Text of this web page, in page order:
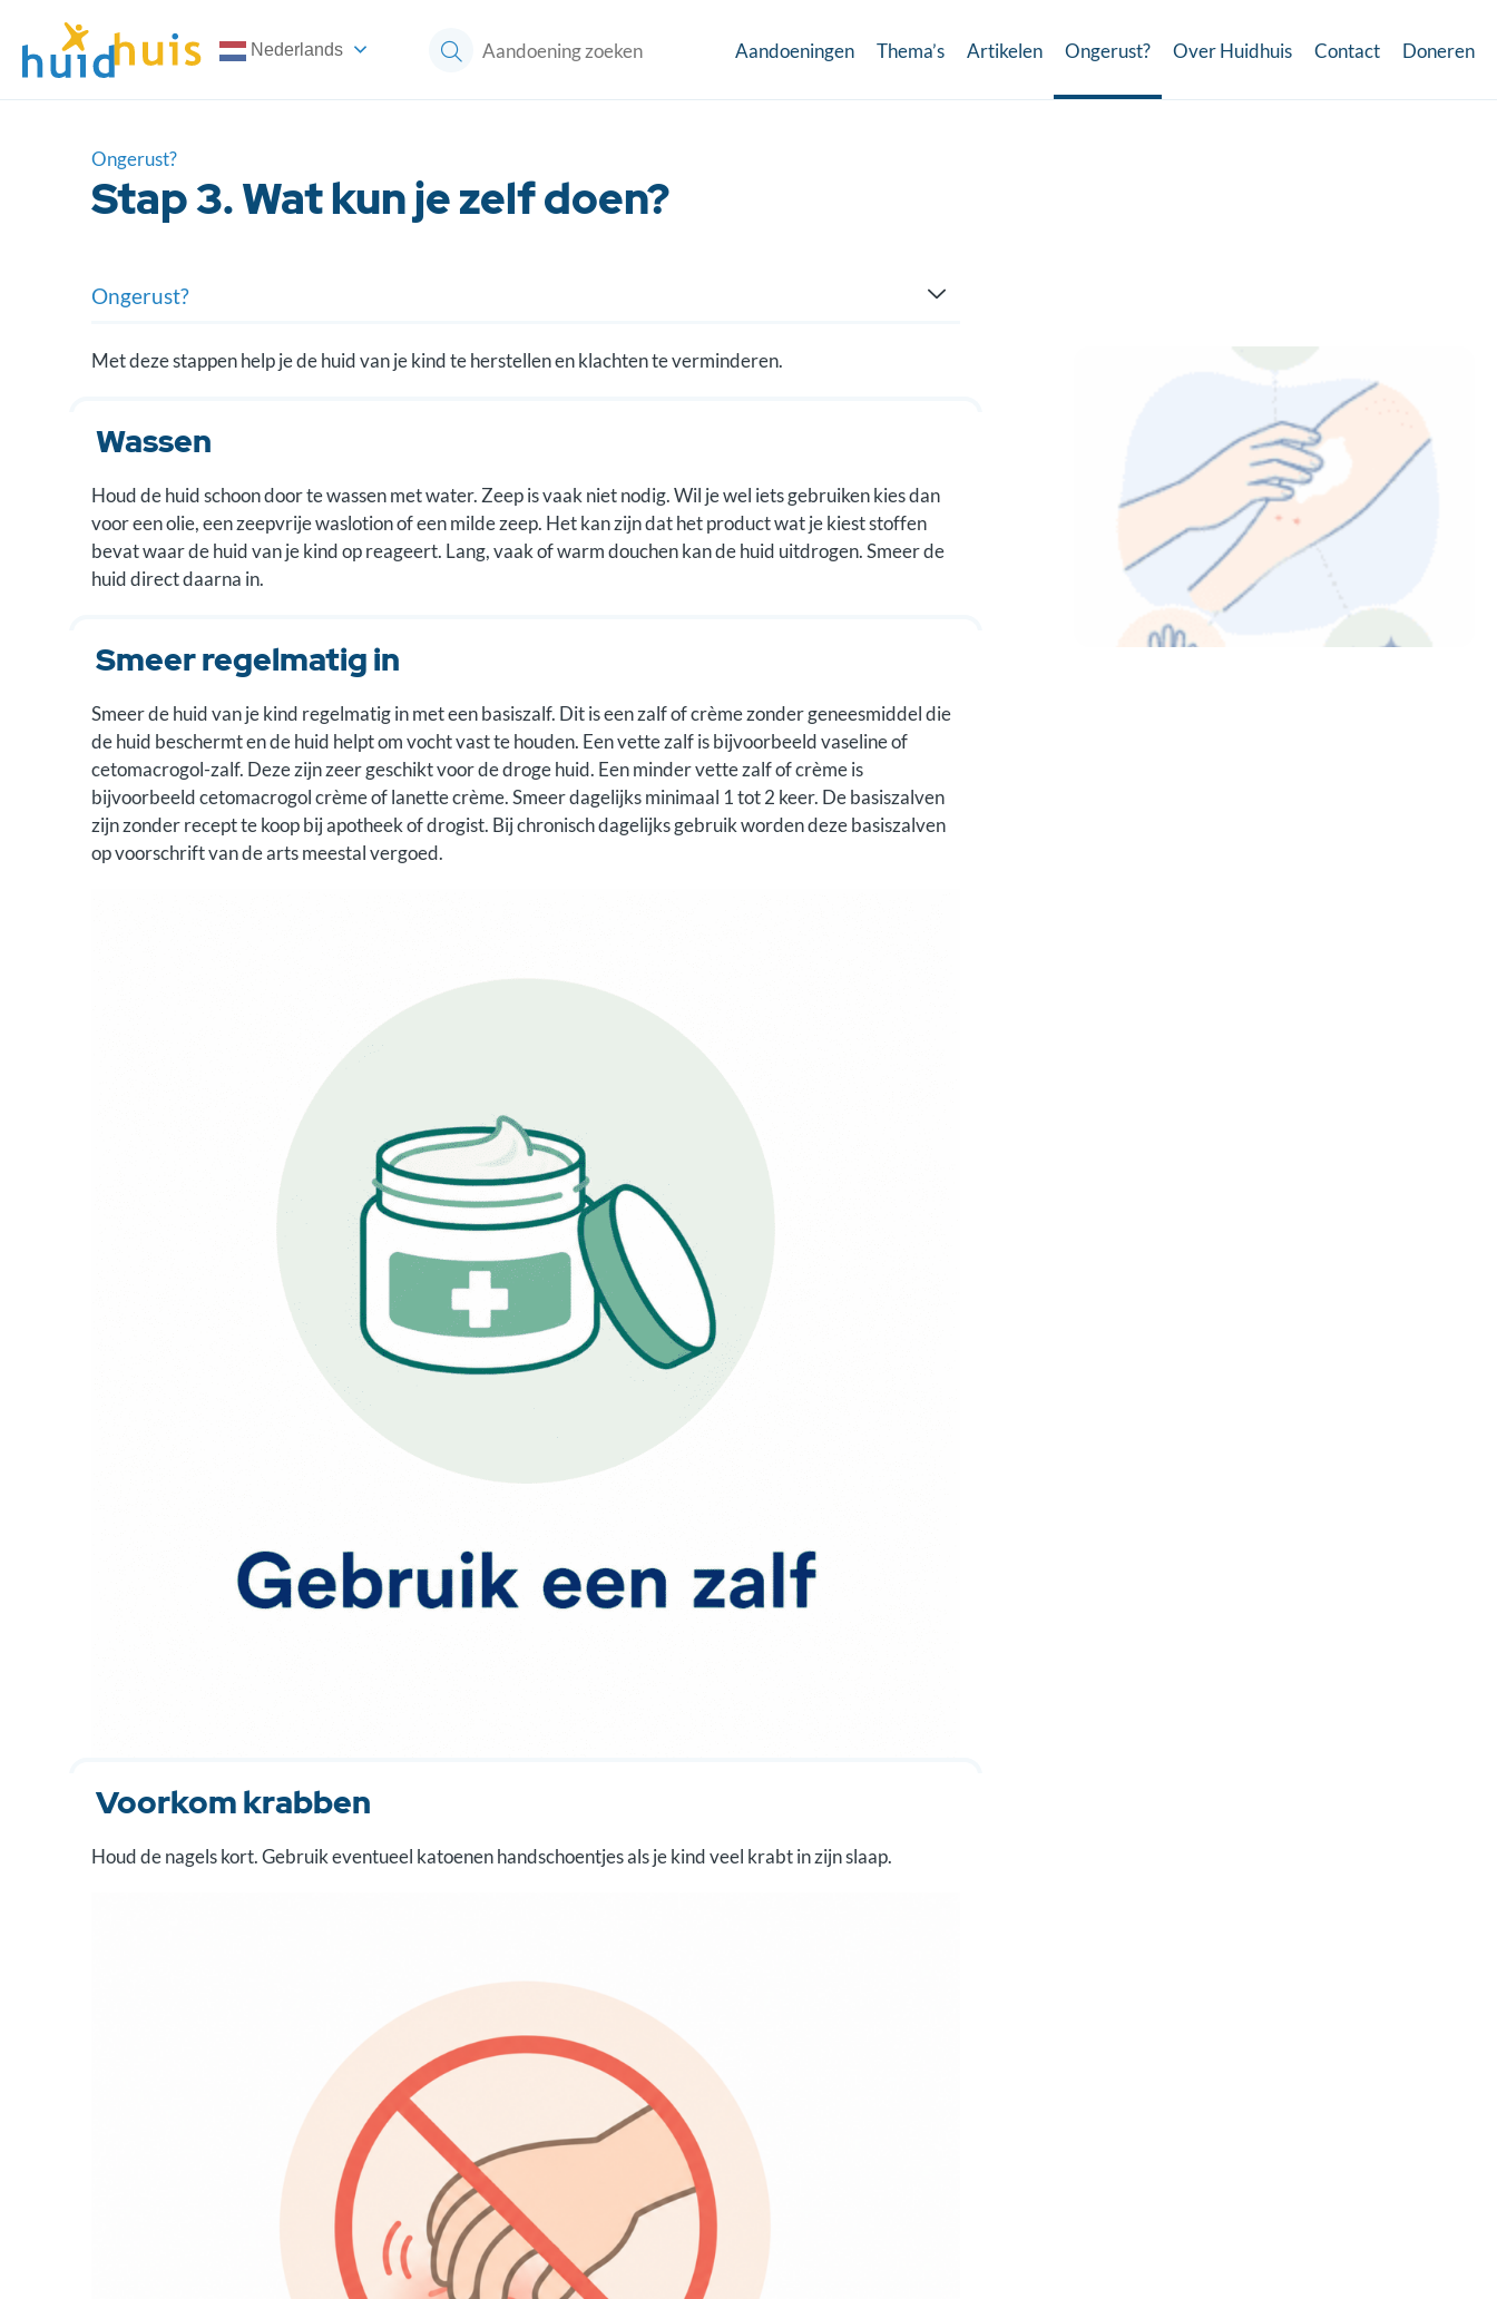
Nederlands Aandoeningen Thema’s Artikelen Ongerust? Over Huidhuis Contact Doneren
Ongerust?
Stap 1: Wat zie je?
Stap 3. Wat kun je zelf doen?
Stap 4. Bij wie moet je zijn?
Ongerust?
Stap 3. Wat kun je zelf doen?
Met deze stappen help je de huid van je kind te herstellen en klachten te verminderen.
Wassen
Houd de huid schoon door te wassen met water. Zeep is vaak niet nodig. Wil je wel iets gebruiken kies dan
voor een olie, een zeepvrije waslotion of een milde zeep. Het kan zijn dat het product wat je kiest stoffen
bevat waar de huid van je kind op reageert. Lang, vaak of warm douchen kan de huid uitdrogen. Smeer de
huid direct daarna in.
Smeer regelmatig in
Smeer de huid van je kind regelmatig in met een basiszalf. Dit is een zalf of crème zonder geneesmiddel die
de huid beschermt en de huid helpt om vocht vast te houden. Een vette zalf is bijvoorbeeld vaseline of
cetomacrogol-zalf. Deze zijn zeer geschikt voor de droge huid. Een minder vette zalf of crème is
bijvoorbeeld cetomacrogol crème of lanette crème. Smeer dagelijks minimaal 1 tot 2 keer. De basiszalven
zijn zonder recept te koop bij apotheek of drogist. Bij chronisch dagelijks gebruik worden deze basiszalven
op voorschrift van de arts meestal vergoed.
Voorkom krabben
Houd de nagels kort. Gebruik eventueel katoenen handschoentjes als je kind veel krabt in zijn slaap.